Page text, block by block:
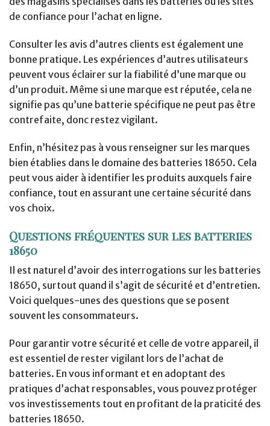
de confiance pour l’achat en ligne.
Consulter les avis d’autres clients est également une
bonne pratique. Les expériences d’autres utilisateurs
peuvent vous éclairer sur la fiabilité d’une marque ou
d’un produit. Même si une marque est réputée, cela ne
signifie pas qu’une batterie spécifique ne peut pas être
contrefaite, donc restez vigilant.
Enfin, n’hésitez pas à vous renseigner sur les marques
bien établies dans le domaine des batteries 18650. Cela
peut vous aider à identifier les produits auxquels faire
confiance, tout en assurant une certaine sécurité dans
vos choix.
Questions fréquentes sur les batteries
18650
Il est naturel d’avoir des interrogations sur les batteries
18650, surtout quand il s’agit de sécurité et d’entretien.
Voici quelques-unes des questions que se posent
souvent les consommateurs.
Pour garantir votre sécurité et celle de votre appareil, il
est essentiel de rester vigilant lors de l’achat de
batteries. En vous informant et en adoptant des
pratiques d’achat responsables, vous pouvez protéger
vos investissements tout en profitant de la praticité des
batteries 18650.